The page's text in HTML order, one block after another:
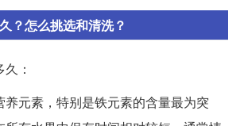
？怎么挑选和清洗？
：
元素，特别是铁元素的含量最为突